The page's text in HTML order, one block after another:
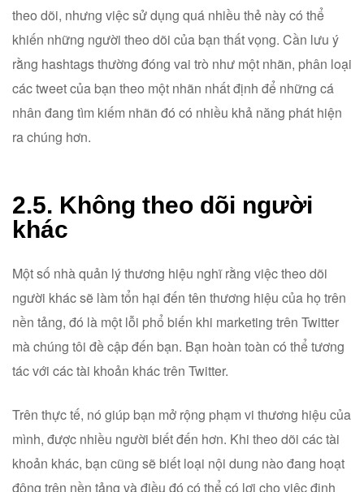
theo dõi, nhưng việc sử dụng quá nhiều thẻ này có thể
khiến những người theo dõi của bạn thất vọng. Cần lưu ý
rằng hashtags thường đóng vai trò như một nhãn, phân loại
các tweet của bạn theo một nhãn nhất định để những cá
nhân đang tìm kiếm nhãn đó có nhiều khả năng phát hiện
ra chúng hơn.
2.5. Không theo dõi người
khác
Một số nhà quản lý thương hiệu nghĩ rằng việc theo dõi
người khác sẽ làm tổn hại đến tên thương hiệu của họ trên
nền tảng, đó là một lỗi phổ biến khi marketing trên Twitter
mà chúng tôi đề cập đến bạn. Bạn hoàn toàn có thể tương
tác với các tài khoản khác trên Twitter.
Trên thực tế, nó giúp bạn mở rộng phạm vi thương hiệu của
mình, được nhiều người biết đến hơn. Khi theo dõi các tài
khoản khác, bạn cũng sẽ biết loại nội dung nào đang hoạt
động trên nền tảng và điều đó có thể có lợi cho việc định